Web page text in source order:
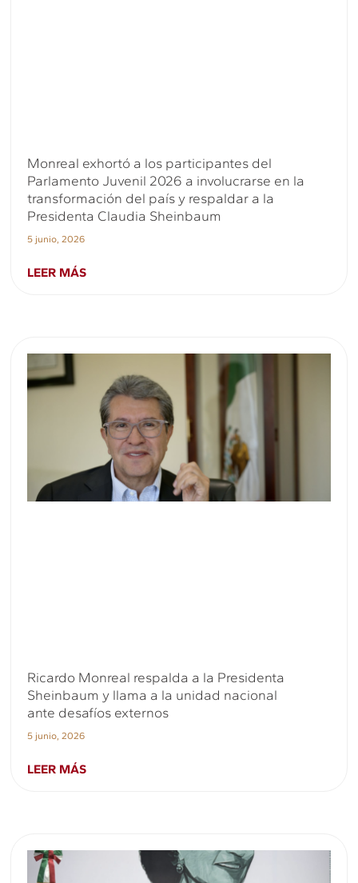
Monreal exhortó a los participantes del
Parlamento Juvenil 2026 a involucrarse en la
transformación del país y respaldar a la
Presidenta Claudia Sheinbaum
5 junio, 2026
LEER MÁS
Ricardo Monreal respalda a la Presidenta
Sheinbaum y llama a la unidad nacional
ante desafíos externos
5 junio, 2026
LEER MÁS